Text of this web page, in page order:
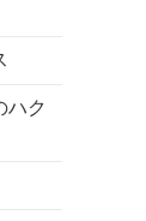
ハク